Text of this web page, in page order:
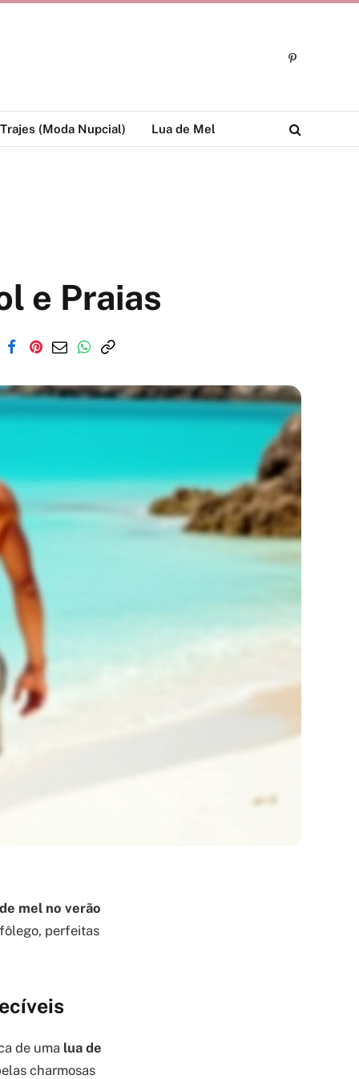
Pinterest
(Moda Nupcial) Lua de Mel
e Praias
mel no verão
perfeitas
de uma lua de
charmosas